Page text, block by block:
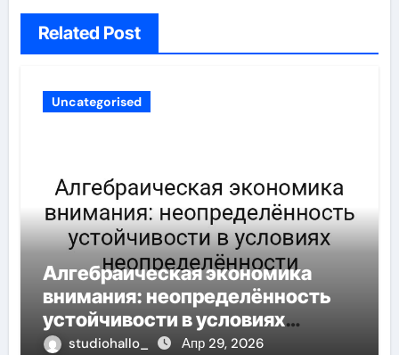
Related Post
Uncategorised
Алгебраическая экономика
внимания: неопределённость
устойчивости в условиях
неопределённости
studiohallo_ Апр 29, 2026